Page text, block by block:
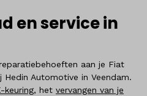
en service in
aan je Fiat
Automotive in Veendam.
keuring, het vervangen van je